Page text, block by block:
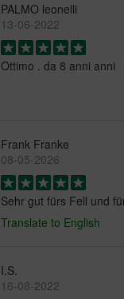
PALMO leonelli
13-06-2022
Ottimo . da 8 anni anni
Frank Franke
08-05-2026
Sehr gut fürs Fell und
Translate to English
I.S.
16-08-2022